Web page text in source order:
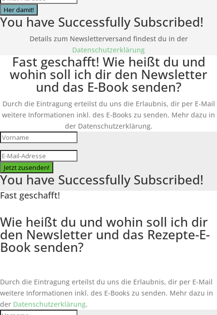
Her damit!
You have Successfully Subscribed!
Details zum Newsletterversand findest du in der
Datenschutzerklärung
Fast geschafft! Wie heißt du und
wohin soll ich dir den Newsletter
und das E-Book senden?
Durch die Eintragung erteilst du uns die Erlaubnis, dir per E-Mail
weitere Informationen inkl. des E-Books zu senden. Mehr dazu in
der Datenschutzerklärung.
Jetzt zusenden!
You have Successfully Subscribed!
Fast geschafft!
Wie heißt du und wohin soll ich dir
den Newsletter und das Rezepte-E-
Book senden?
Durch die Eintragung erteilst du uns die Erlaubnis, dir per E-Mail
weitere Informationen inkl. des E-Books zu senden. Mehr dazu in
der Datenschutzerklärung.